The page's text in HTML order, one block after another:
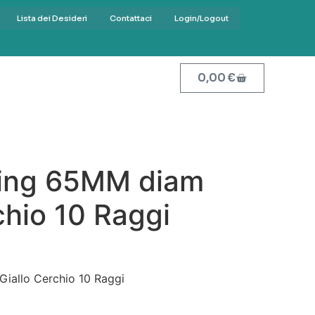
Lista dei Desideri Contattaci Login/Logout
0,00€
65MM diam
10 Raggi
Cerchio 10 Raggi